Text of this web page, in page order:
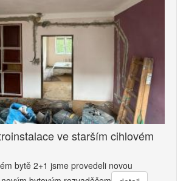
ve starším cihlovém
bytě 2+1 jsme provedeli novou